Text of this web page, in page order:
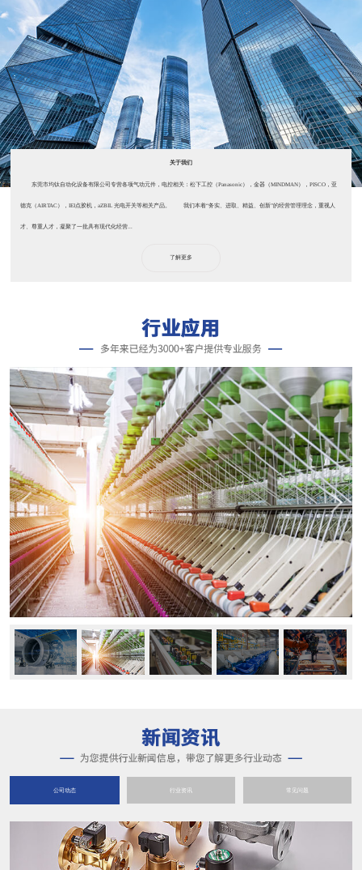
关于我们
东莞市均钛自动化设备有限公司专营各项气动元件，电控相关：松下工控（Panasonic），金器（MINDMAN），PISCO，亚
德克（AIRTAC），IEI点胶机，aZBIL 光电开关等相关产品。 我们本着“务实、进取、精益、创新”的经营管理理念，重视人
才、尊重人才，凝聚了一批具有现代化经营...
了解更多
公司动态 行业资讯 常见问题